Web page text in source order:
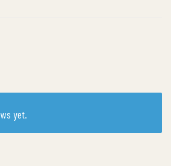
yet.